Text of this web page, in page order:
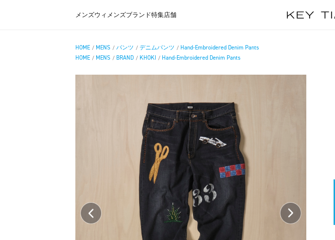
メンズウィメンズブランド特集店舗
HOME / MENS / パンツ / デニムパンツ / Hand-Embroidered Denim Pants
HOME / MENS / BRAND / KHOKI / Hand-Embroidered Denim Pants